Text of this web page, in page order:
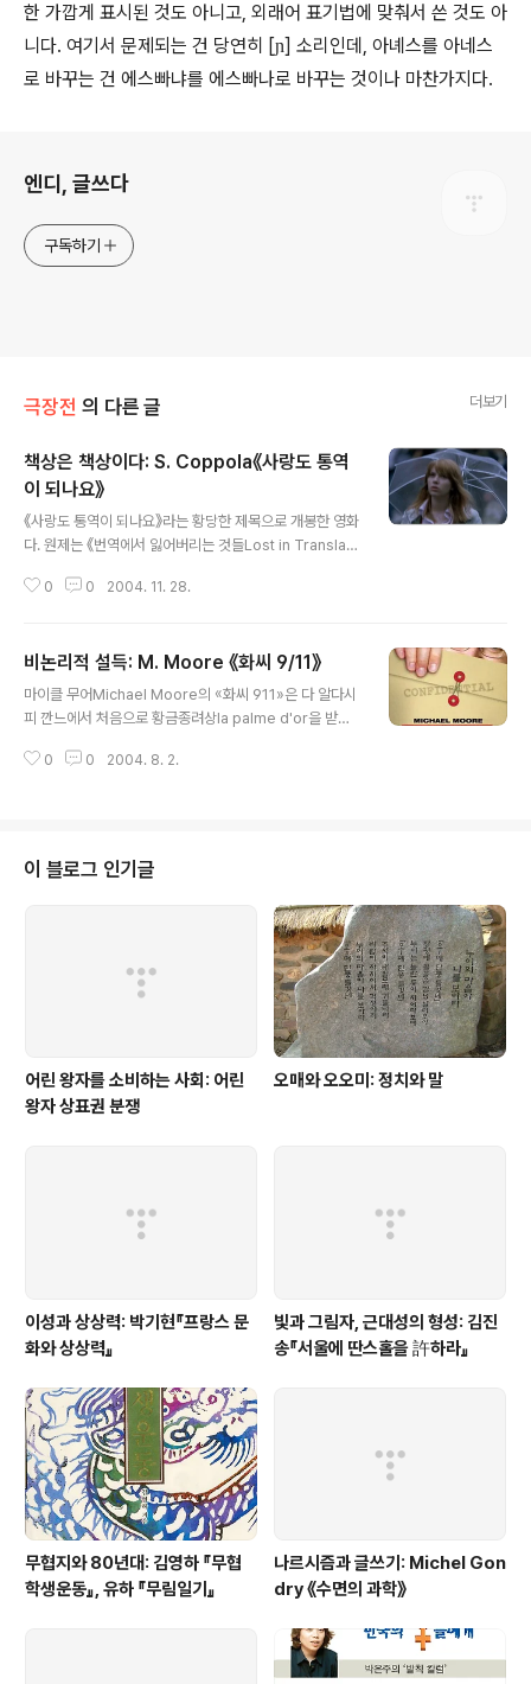
한 가깝게 표시된 것도 아니고, 외래어 표기법에 맞춰서 쓴 것도 아
니다. 여기서 문제되는 건 당연히 [ɲ] 소리인데, 아녜스를 아네스
로 바꾸는 건 에스빠냐를 에스빠나로 바꾸는 것이나 마찬가지다.
엔디, 글쓰다
구독하기
극장전 의 다른 글 더보기
책상은 책상이다: S. Coppola《사랑도 통역
이 되나요》
《사랑도 통역이 되나요》라는 황당한 제목으로 개봉한 영화
다. 원제는 《번역에서 잃어버리는 것들Lost in Translati
천들이었다. 영화를 소개하는 인터넷 사이트들은 두 상처
번역 과정에서 많은 걸 잃어버린 주제 같다. 영화평론가들
의 문제점은, 항상 현실을 보지 않고 이데아를 보려고만 한
다는 점이다. 이 영화는 '번역에서 잃어버리는 것'이라는 거
b과 샤를롯Charlotte이 상처입은 영혼이라는 것은 사실
0 0 2004. 11. 28.
비논리적 설득: M. Moore 《화씨 9/11》
마이클 무어Michael Moore의 «화씨 911»은 다 알다시
피 깐느에서 처음으로 황금종려상la palme d'or을 받은
렉»조차 빈 손으로 돌려보낸 '오만한' 깐느가 선택한 기록
적 문제를 조목조목 파고들어 부시 대통령이 직접 그 영화
를 보더라도 승복할 수밖에 없게 만들었을까. 아니다. 이 영
화에 가득찬 것은 반어와 풍자다. 여러 번 기사화된 무어 감
독의 발언에서 짐작할 수 있는 그의 비판방식 그대로를 이
영화에 담은 것이다. 그리고, 그 비판방식은 사실 길고 긴 ..
0 0 2004. 8. 2.
이 블로그 인기글
어린 왕자를 소비하는 사회: 어린
왕자 상표권 분쟁
오매와 오오미: 정치와 말
이성과 상상력: 박기현『프랑스 문
화와 상상력』
빛과 그림자, 근대성의 형성: 김진
송『서울에 딴스홀을 許하라』
무협지와 80년대: 김영하 『무협
학생운동』, 유하 『무림일기』
나르시즘과 글쓰기: Michel Gon
dry 《수면의 과학》